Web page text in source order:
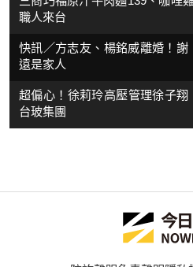
職人來台
快訊／方志友、楊銘威離婚！謝
遠是家人
超偏心！徐莉玲高壓管理徐子
台玻集團